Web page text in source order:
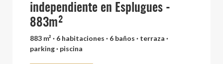
independiente en Esplugues -
883m²
883 m² · 6 habitaciones · 6 baños · terraza ·
parking · piscina